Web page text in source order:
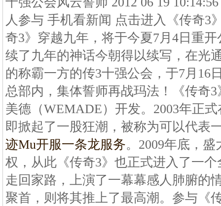
人参与 手机看新闻 点击进入《传奇3
奇3》穿越九年，将于今夏7月4日重
续了九年的神话今朝得以续写，在光
的称霸一方的传3十强公会，于7月16
总部内，集体誓师再战玛法！《传奇
美德（WEMADE）开发。2003年正
即掀起了一股狂潮，被称为可以代表
迹Mu开服一条龙服务。2009年底，
权，从此《传奇3》也正式进入了一
走回家路，上演了一幕幕感人肺腑的
聚首，则将其推上了最高潮。参与《